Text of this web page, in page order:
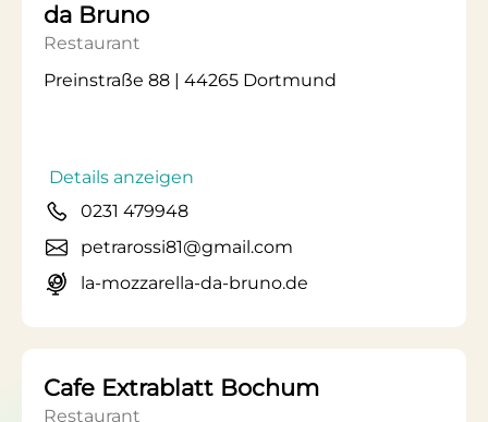
da Bruno
Restaurant
Preinstraße 88 | 44265 Dortmund
Details anzeigen
0231 479948
petrarossi81@gmail.com
la-mozzarella-da-bruno.de
Cafe Extrablatt Bochum
Restaurant